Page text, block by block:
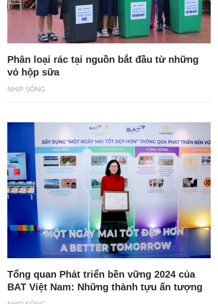
NHỊP SỐNG
Phân loại rác tại nguồn bắt đầu từ những
vỏ hộp sữa
Tổng quan Phát triển bền vững 2024 của
BAT Việt Nam: Những thành tựu ấn tượng